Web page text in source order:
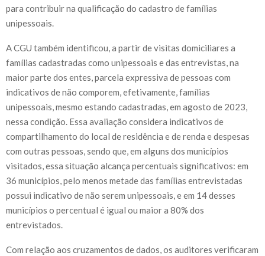
para contribuir na qualificação do cadastro de famílias
unipessoais.
A CGU também identificou, a partir de visitas domiciliares a
famílias cadastradas como unipessoais e das entrevistas, na
maior parte dos entes, parcela expressiva de pessoas com
indicativos de não comporem, efetivamente, famílias
unipessoais, mesmo estando cadastradas, em agosto de 2023,
nessa condição. Essa avaliação considera indicativos de
compartilhamento do local de residência e de renda e despesas
com outras pessoas, sendo que, em alguns dos municípios
visitados, essa situação alcança percentuais significativos: em
36 municípios, pelo menos metade das famílias entrevistadas
possui in­dicativo de não serem unipessoais, e em 14 desses
municípios o percentual é igual ou maior a 80% dos
entrevistados.
Com relação aos cruzamentos de dados, os auditores verificaram